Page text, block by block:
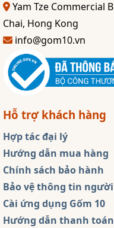
Yam Tze Commercial
Chai, Hong Kong
info@gom10.vn
Hỗ trợ khách hàng
Hợp tác đại lý
Hướng dẫn mua hàng
Chính sách bảo hành
Bảo vệ thông tin
Cài ứng dụng Gốm 10
Hướng dẫn thanh toán